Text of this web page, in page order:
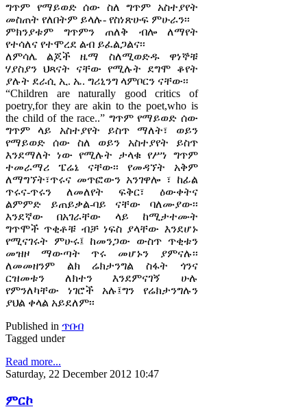
ግጥም የማይወድ ሰው ስለ ግጥም አስተያየት
መስጠት የለበትም ይላሉ- የስነጽሁፍ ምሁራን፡፡
ምክንያቱም ግጥምን ጠለቅ ብሎ ለማየት
የተሳለና የተሞረደ ልብ ይፈልጋልና፡፡
ለምሳሌ ልጆች ዜማ ስለሚወድዱ ዋነኞቹ
ሃያስያን ህጻናት ናቸው የሚሉት ደግሞ ቆየት
ያሉት ደራሲ ኢ. ኤ. ግሪኒንግ ላምቦርን ናቸው፡፡
“Children are naturally good critics of
poetry,for they are akin to the poet,who is
the child of the race..” ግጥም የማይወድ ሰው
ግጥም ላይ አስተያየት ይስጥ ማለት፣ ወይን
የማይወድ ሰው ስለ ወይን አስተያየት ይስጥ
እንደማለት ነው የሚሉት ታላቁ የሥነ ግጥም
ተመራማሪ ፔሬኔ ናቸው፡፡ የመዳኘት አቅም
ለማግኘት፣ጥሩና መጥፎውን አንገዋሎ ፣ ከፊል
ጥሩና-ጥሩን ለመለየት ፍቅር፣ ዕውቀትና
ልምምድ ይጠይቃል-ባይ ናቸው ባለሙያው፡፡
እንደኛው በአገራቸው ላይ ከሚታተሙት
ግጥሞች ጥቂቶቹ ብቻ ነፍስ ያላቸው እንደሆኑ
የሚናገሩት ምሁሩ፤ ከመንጋው ውስጥ ጥቂቱን
መዝዞ ማውጣት ጥሩ መሆኑን ያምናሉ፡፡
ለመመዘንም ልክ ሬክታንግል ስፋት ጎንና
ርዝመቱን ለክተን እንደምናገኝ ሁሉ
የምንለካቸው ነገሮች አሉ፤ግን የሬክታንግሉን
ያህል ቀላል አይደለም፡፡
Published in ጥበብ
Tagged under
Read more...
Saturday, 22 December 2012 10:47
ምርኮ